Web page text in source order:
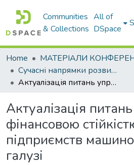
Communities
& Collections
All of
DSpace
Home
Сучасні напрямки розвитку економіки і менеджменту на підприємствах України
Актуалізація питань управління фінансовою стійкістю підприємств машинобудівної галузі
Актуалізація
фінансовою
підприємств
галузі